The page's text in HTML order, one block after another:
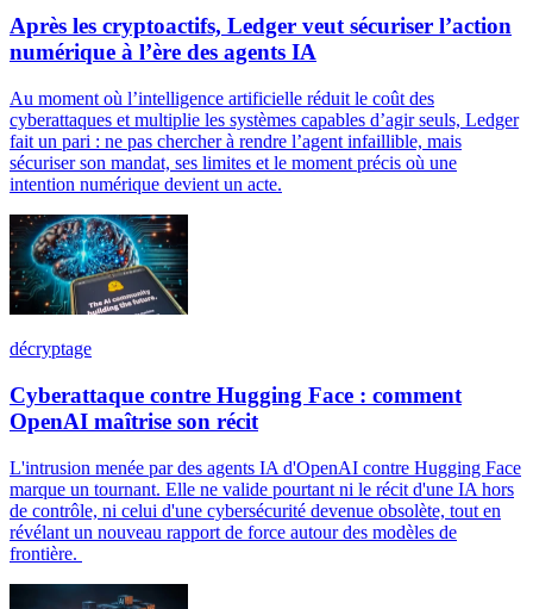
Après les cryptoactifs, Ledger veut sécuriser l’action
numérique à l’ère des agents IA
Au moment où l’intelligence artificielle réduit le coût des
cyberattaques et multiplie les systèmes capables d’agir seuls, Ledger
fait un pari : ne pas chercher à rendre l’agent infaillible, mais
sécuriser son mandat, ses limites et le moment précis où une
intention numérique devient un acte.
décryptage
Cyberattaque contre Hugging Face : comment
OpenAI maîtrise son récit
L'intrusion menée par des agents IA d'OpenAI contre Hugging Face
marque un tournant. Elle ne valide pourtant ni le récit d'une IA hors
de contrôle, ni celui d'une cybersécurité devenue obsolète, tout en
révélant un nouveau rapport de force autour des modèles de
frontière.